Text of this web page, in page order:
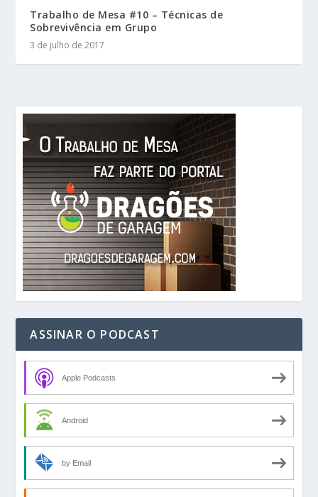
Trabalho de Mesa #10 – Técnicas de
Sobrevivência em Grupo
3 de julho de 2017
ASSINAR O PODCAST
Apple Podcasts
Android
by Email